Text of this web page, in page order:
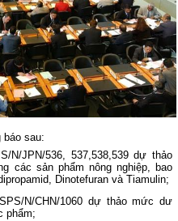
báo sau:
N/JPN/536, 537,538,539 dự thảo
các sản phẩm nông nghiệp, bao
Dinotefuran và Tiamulin;
N/CHN/1060 dự thảo mức dư
phẩm;